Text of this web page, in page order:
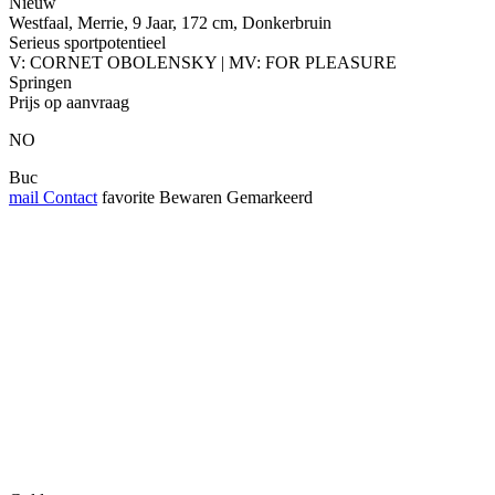
Westfaal, Merrie, 9 Jaar, 172 cm, Donkerbruin
Serieus sportpotentieel
V: CORNET OBOLENSKY | MV: FOR PLEASURE
Springen
Prijs op aanvraag
NO
Buc
mail Contact favorite Bewaren Gemarkeerd